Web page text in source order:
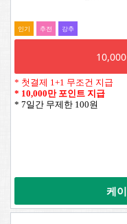
인기 추전 강추
* 첫결제 1+1 무조건 지급
* 10,000만 포인트 지급
* 7일간 무제한 100원
케